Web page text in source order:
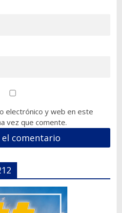
electrónico y web en este
vez que comente.